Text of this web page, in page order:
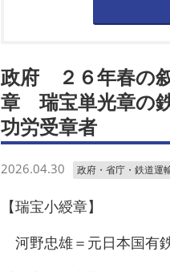
政府 ２６年春の
章 瑞宝単光章の
功労受章者
2026.04.30 政府・省庁・鉄道運
【瑞宝小綬章】
河野忠雄＝元日本国有